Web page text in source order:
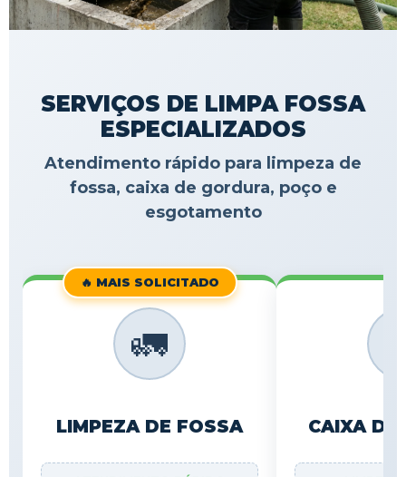
SERVIÇOS DE LIMPA FOSSA
ESPECIALIZADOS
Atendimento rápido para limpeza de
fossa, caixa de gordura, poço e
esgotamento
🔥 MAIS SOLICITADO
🚛
LIMPEZA DE FOSSA CAIXA DE